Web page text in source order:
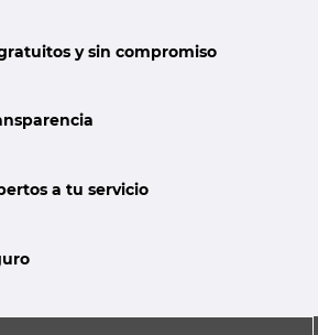
y sin compromiso
a tu servicio